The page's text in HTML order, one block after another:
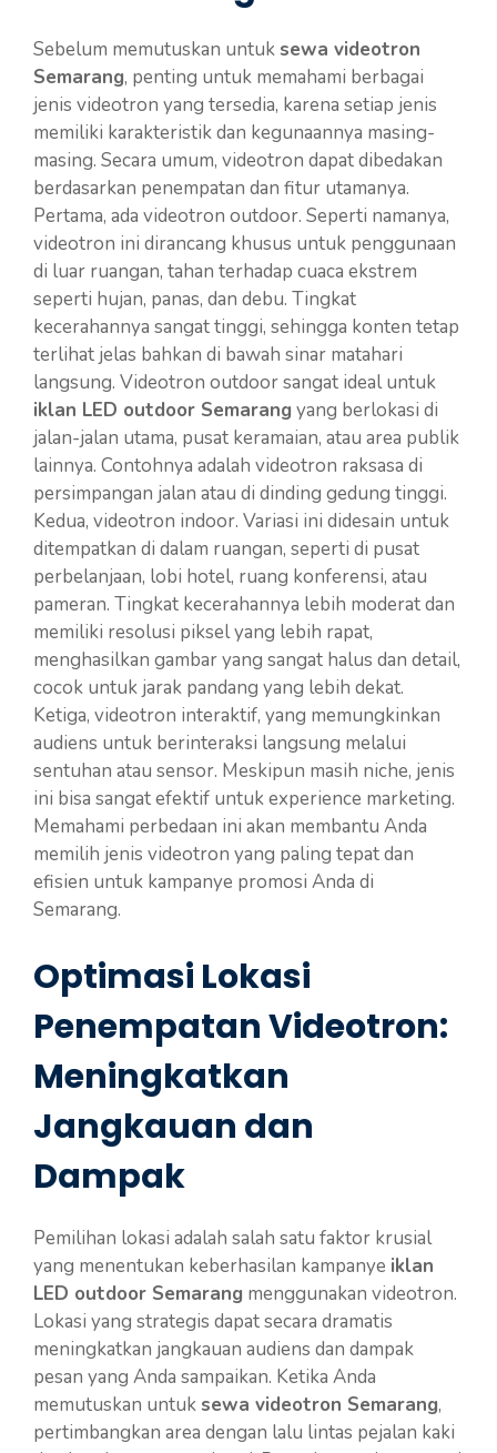
Sebelum memutuskan untuksewa videotron
Semarang, penting untuk memahami berbagai
jenis videotron yang tersedia, karena setiap jenis
memiliki karakteristik dan kegunaannya masing-
masing. Secara umum, videotron dapat dibedakan
berdasarkan penempatan dan fitur utamanya.
Pertama, ada videotron outdoor. Seperti namanya,
videotron ini dirancang khusus untuk penggunaan
di luar ruangan, tahan terhadap cuaca ekstrem
seperti hujan, panas, dan debu. Tingkat
kecerahannya sangat tinggi, sehingga konten tetap
terlihat jelas bahkan di bawah sinar matahari
langsung. Videotron outdoor sangat ideal untuk
iklan LED outdoor Semarang yang berlokasi di
jalan-jalan utama, pusat keramaian, atau area publik
lainnya. Contohnya adalah videotron raksasa di
persimpangan jalan atau di dinding gedung tinggi.
Kedua, videotron indoor. Variasi ini didesain untuk
ditempatkan di dalam ruangan, seperti di pusat
perbelanjaan, lobi hotel, ruang konferensi, atau
pameran. Tingkat kecerahannya lebih moderat dan
memiliki resolusi piksel yang lebih rapat,
menghasilkan gambar yang sangat halus dan detail,
cocok untuk jarak pandang yang lebih dekat.
Ketiga, videotron interaktif, yang memungkinkan
audiens untuk berinteraksi langsung melalui
sentuhan atau sensor. Meskipun masih niche, jenis
ini bisa sangat efektif untuk experience marketing.
Memahami perbedaan ini akan membantu Anda
memilih jenis videotron yang paling tepat dan
efisien untuk kampanye promosi Anda di
Semarang.
Optimasi Lokasi
Penempatan Videotron:
Meningkatkan
Jangkauan dan
Dampak
Pemilihan lokasi adalah salah satu faktor krusial
yang menentukan keberhasilan kampanye iklan
LED outdoor Semarang menggunakan videotron.
Lokasi yang strategis dapat secara dramatis
meningkatkan jangkauan audiens dan dampak
pesan yang Anda sampaikan. Ketika Anda
memutuskan untuksewa videotron Semarang,
pertimbangkan area dengan lalu lintas pejalan kaki